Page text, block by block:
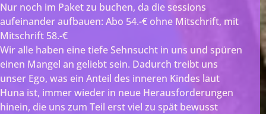
Nur noch im Paket zu buchen, da die sessions
aufeinander aufbauen: Abo 54.-€ ohne Mitschrift, mit
Mitschrift 58.-€
Wir alle haben eine tiefe Sehnsucht in uns und spüren
einen Mangel an geliebt sein. Dadurch treibt uns
unser Ego, was ein Anteil des inneren Kindes laut
Huna ist, immer wieder in neue Herausforderungen
hinein, die uns zum Teil erst viel zu spät bewusst